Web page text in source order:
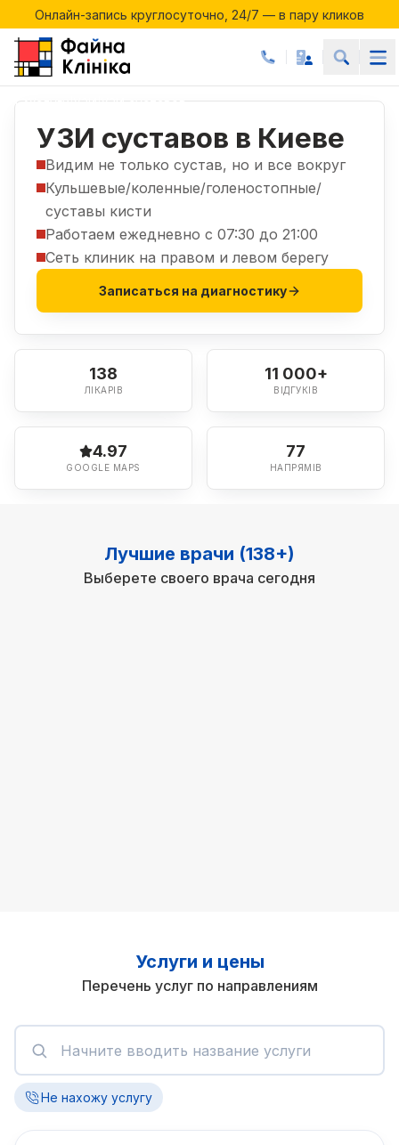
Онлайн-запись круглосуточно, 24/7 — в пару кликов
Онлайн-запись круглосуточно, 24/7 — в пару кликов
Услуги|УЗИ|УЗИ суставов
УЗИ суставов в Киеве
Видим не только сустав, но и все вокруг
Кульшевые/коленные/голеностопные/
суставы кисти
Работаем ежедневно с 07:30 до 21:00
Сеть клиник на правом и левом берегу
Записаться на диагностику
138
ЛІКАРІВ
11 000+
ВІДГУКІВ
4.97
GOOGLE MAPS
77
НАПРЯМІВ
Лучшие врачи (138+)
Выберете своего врача сегодня
Услуги и цены
Перечень услуг по направлениям
Не нахожу услугу